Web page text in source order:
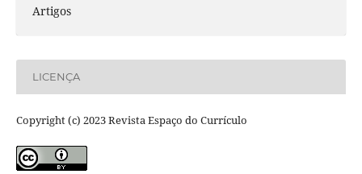
Artigos
LICENÇA
Copyright (c) 2023 Revista Espaço do Currículo